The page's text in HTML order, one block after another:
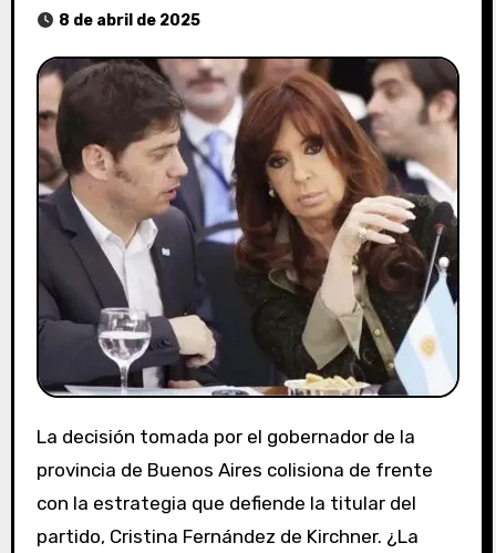
8 de abril de 2025
La decisión tomada por el gobernador de la
provincia de Buenos Aires colisiona de frente
con la estrategia que defiende la titular del
partido, Cristina Fernández de Kirchner. ¿La